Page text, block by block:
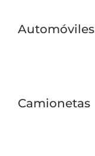
Automóviles
Camionetas